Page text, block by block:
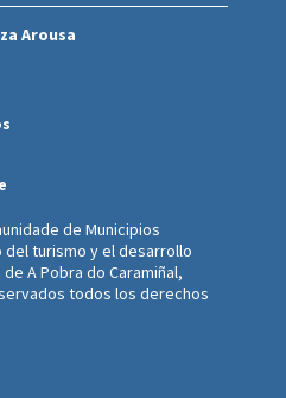
Arousa
de Municipios
del turismo y el desarrollo
A Pobra do Caramiñal,
todos los derechos